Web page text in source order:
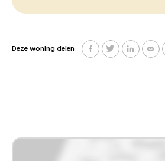
Deze woning delen